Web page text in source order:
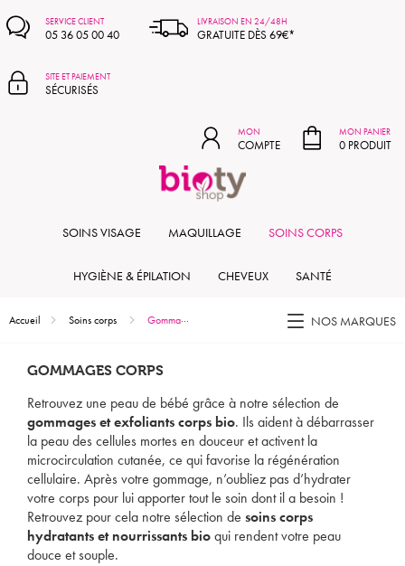
SERVICE CLIENT
05 36 05 00 40
LIVRAISON EN 24/48H
GRATUITE DÈS 69€*
SITE ET PAIEMENT
SÉCURISÉS
MON
COMPTE
MON PANIER
0 PRODUIT
SOINS VISAGE MAQUILLAGE SOINS CORPS
HYGIÈNE & ÉPILATION CHEVEUX SANTÉ
Accueil Soins corps Gommages corps NOS MARQUES
GOMMAGES CORPS
Retrouvez une peau de bébé grâce à notre sélection de
gommages et exfoliants corps bio. Ils aident à débarrasser
la peau des cellules mortes en douceur et activent la
microcirculation cutanée, ce qui favorise la régénération
cellulaire. Après votre gommage, n’oubliez pas d’hydrater
votre corps pour lui apporter tout le soin dont il a besoin !
Retrouvez pour cela notre sélection de soins corps
hydratants et nourrissants bioqui rendent votre peau
douce et souple.
MON PANIER